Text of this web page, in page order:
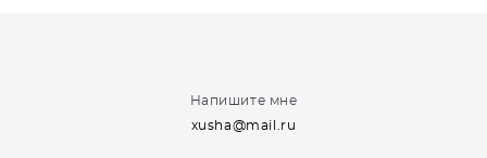
Напишите мне
xusha@mail.ru